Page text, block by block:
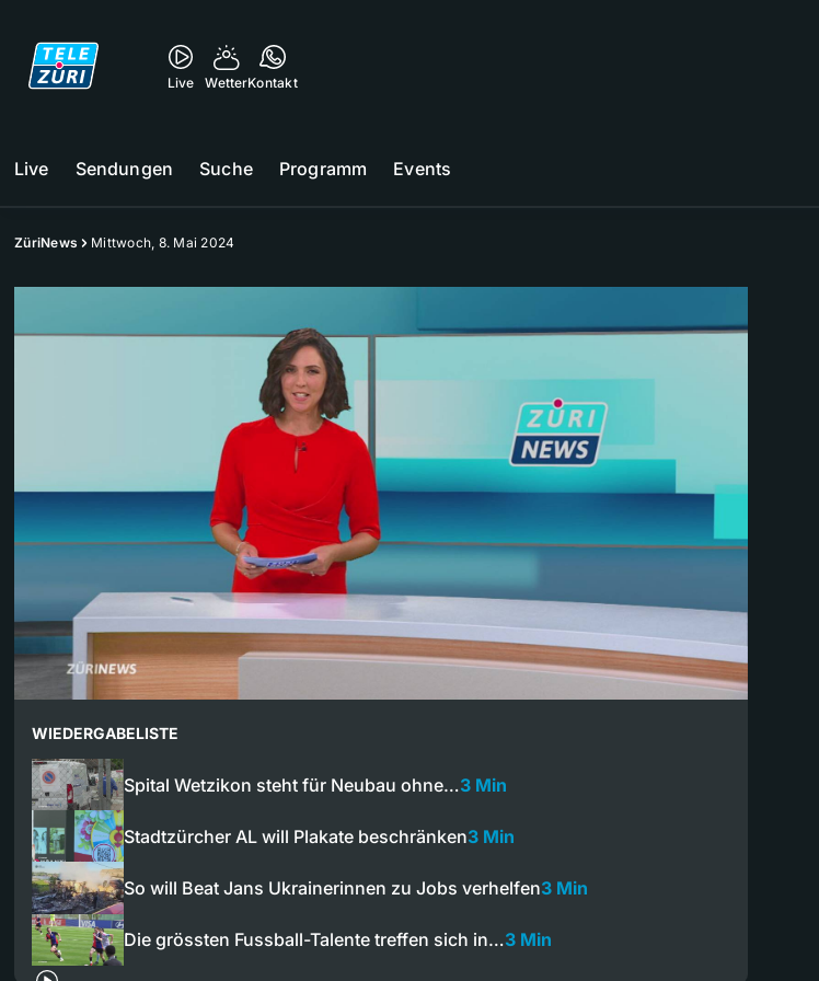
Live WetterKontakt
Live Sendungen Suche Programm Events
ZüriNews Mittwoch, 8. Mai 2024
WIEDERGABELISTE
Spital Wetzikon steht für Neubau ohne…3 Min
Stadtzürcher AL will Plakate beschränken3 Min
So will Beat Jans Ukrainerinnen zu Jobs verhelfen3 Min
Die grössten Fussball-Talente treffen sich in…3 Min